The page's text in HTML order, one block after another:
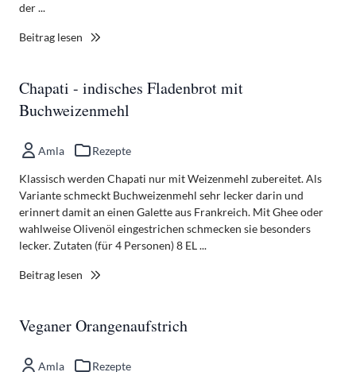
der ...
Beitrag lesen
Chapati - indisches Fladenbrot mit
Buchweizenmehl
Amla Rezepte
Klassisch werden Chapati nur mit Weizenmehl zubereitet. Als
Variante schmeckt Buchweizenmehl sehr lecker darin und
erinnert damit an einen Galette aus Frankreich. Mit Ghee oder
wahlweise Olivenöl eingestrichen schmecken sie besonders
lecker. Zutaten (für 4 Personen) 8 EL ...
Beitrag lesen
Veganer Orangenaufstrich
Amla Rezepte